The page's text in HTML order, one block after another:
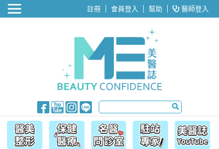
醫美整形 註冊 會員登入 幫助 醫師登入